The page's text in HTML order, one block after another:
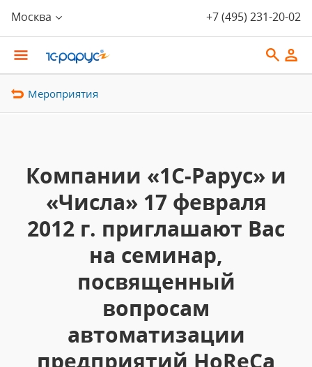
Москва +7 (495) 231-20-02
Мероприятия
Компании «1С-Рарус» и
«Числа» 17 февраля
2012 г. приглашают Вас
на семинар,
посвященный
вопросам
автоматизации
предприятий HoReCa